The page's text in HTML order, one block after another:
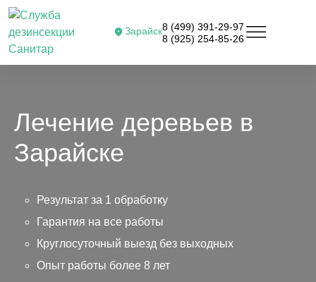
Зарайск8 (499) 391-29-97
8 (925) 254-85-26
Лечение деревьев в
Зарайске
Результат за 1 обработку
Гарантия на все работы
Круглосуточный выезд без выходных
Опыт работы более 8 лет